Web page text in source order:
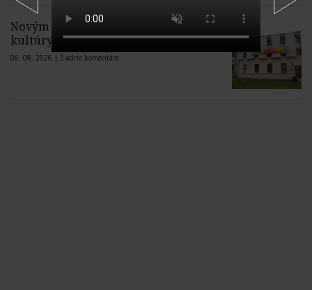
Novým riaditeľom Múzea rusínskej
kultúry v Prešove je Ján Holodňák
06. 08. 2026 | Žiadne komentáre